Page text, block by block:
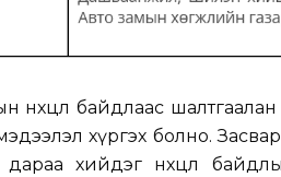
байдлаас шалтгаалан
хүргэх болно.
дараа хийдэг нөхцөл